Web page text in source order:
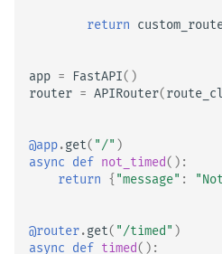
return
app = FastAPI()
router = APIRouter(
@app.get( "/" )
async def not_timed():
return { "message" :
@router.get( "/timed" )
async def timed():